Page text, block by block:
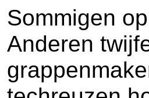
Sommigen
Anderen